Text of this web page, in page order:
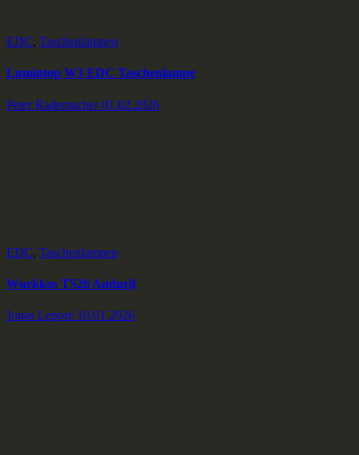
EDC, Taschenlampen
Lumintop W3 EDC Taschenlampe
Peter Rademacher 01.02.2026
EDC, Taschenlampen
Wurkkos TS26 Anduril
Jonas Lepore 10.01.2026